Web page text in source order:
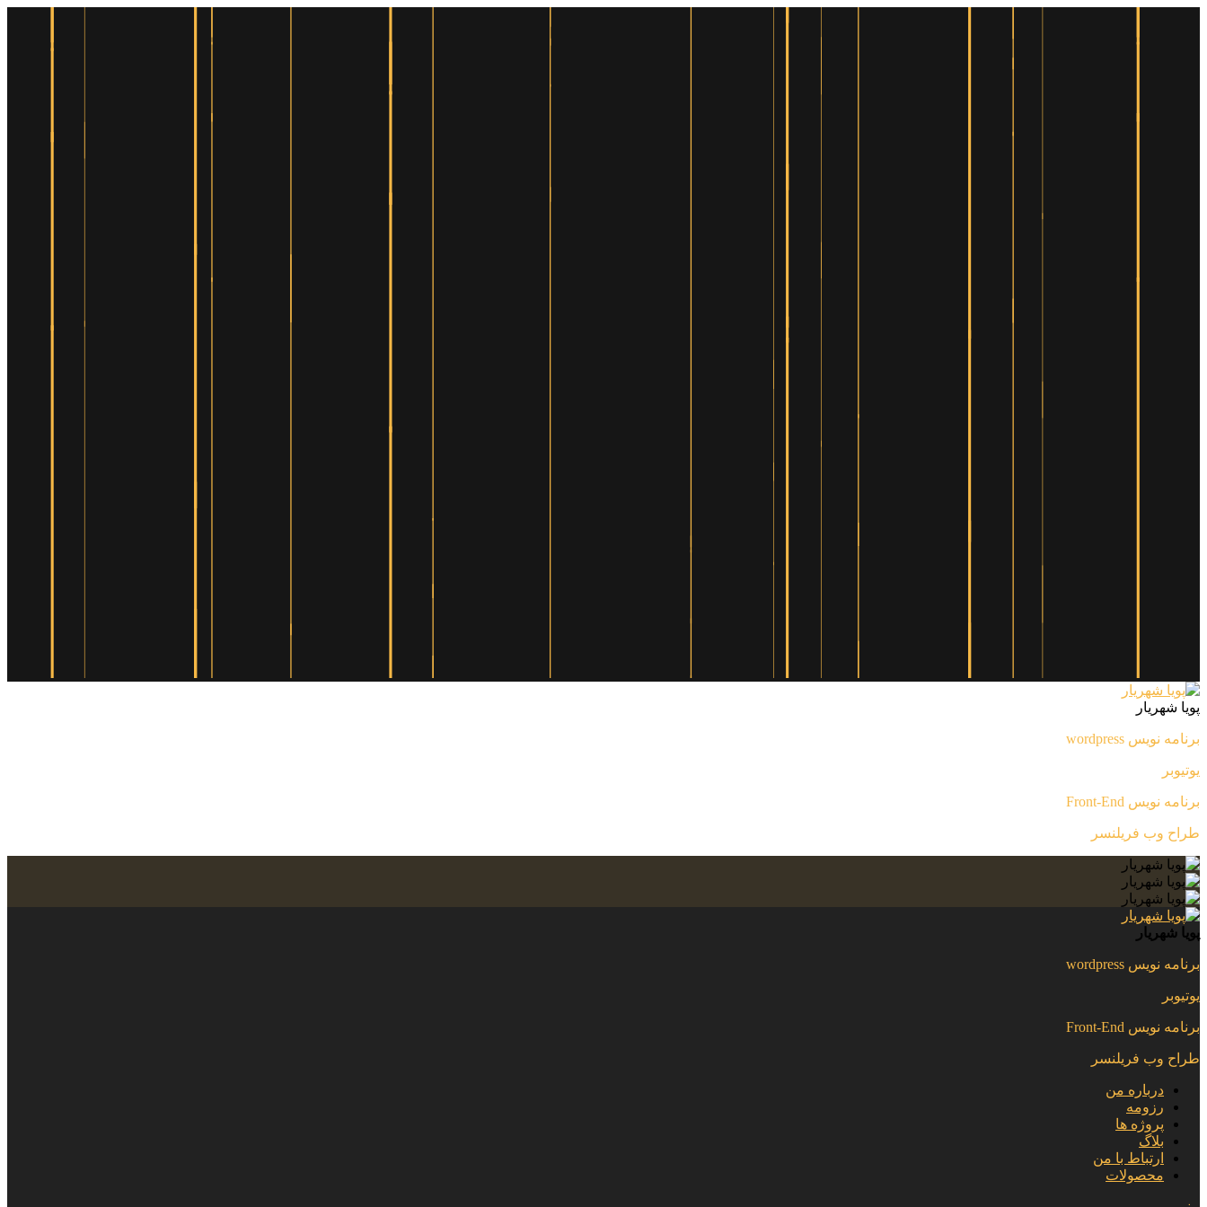
پویا شهریار
برنامه نویس wordpress
یوتیوبر
برنامه نویس Front-End
طراح وب فریلنسر
پویا شهریار
برنامه نویس wordpress
یوتیوبر
برنامه نویس Front-End
طراح وب فریلنسر
درباره من
رزومه
پروژه ها
بلاگ
ارتباط با من
محصولات